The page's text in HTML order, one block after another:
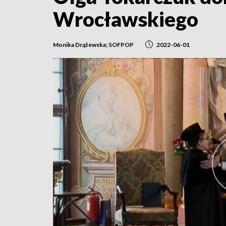
Wrocławskiego
Monika Drążewska; SOFPOP 2022-06-01